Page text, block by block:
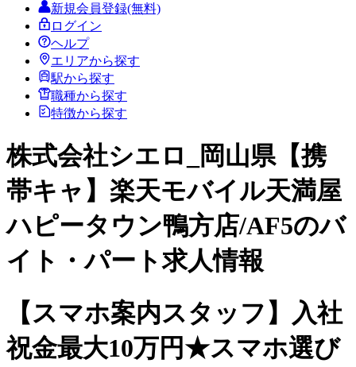
新規会員登録(無料)
ログイン
ヘルプ
エリアから探す
駅から探す
職種から探す
特徴から探す
株式会社シエロ_岡山県【携
帯キャ】楽天モバイル天満屋
ハピータウン鴨方店/AF5のバ
イト・パート求人情報
【スマホ案内スタッフ】入社
祝金最大10万円★スマホ選び